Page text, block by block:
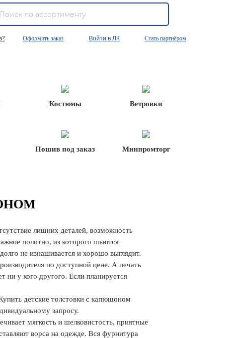
Оформить заказ Войти в ЛК Стать партнёром
Костюмы Ветровки
Пошив под заказ Минпромторг
лишних деталей, возможность
полотно, из которого шьются
не изнашивается и хорошо выглядит.
по доступной цене. А печать
ни у кого другого. Если планируется
детские толстовки с капюшоном
запросу.
мягкость и шелковистость, приятные
ворса на одежде. Вся фурнитура